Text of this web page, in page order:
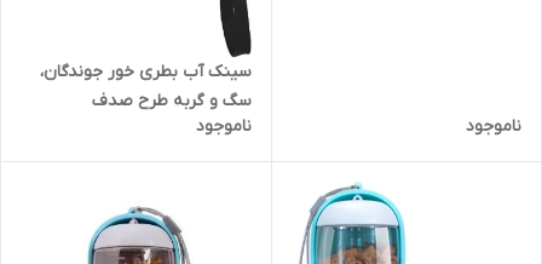
ناموجود
سینک آب بطری خور جوندگان،
سگ و گربه طرح صدف
ناموجود